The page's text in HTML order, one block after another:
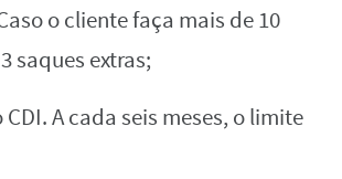
o cliente faça mais de 10
saques extras;
A cada seis meses, o limite